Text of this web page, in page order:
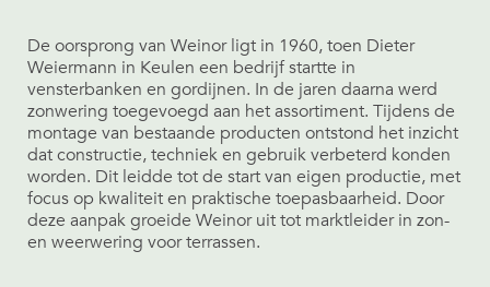
De oorsprong van Weinor ligt in 1960, toen Dieter
Weiermann in Keulen een bedrijf startte in
vensterbanken en gordijnen. In de jaren daarna werd
zonwering toegevoegd aan het assortiment. Tijdens de
montage van bestaande producten ontstond het inzicht
dat constructie, techniek en gebruik verbeterd konden
worden. Dit leidde tot de start van eigen productie, met
focus op kwaliteit en praktische toepasbaarheid. Door
deze aanpak groeide Weinor uit tot marktleider in zon-
en weerwering voor terrassen.